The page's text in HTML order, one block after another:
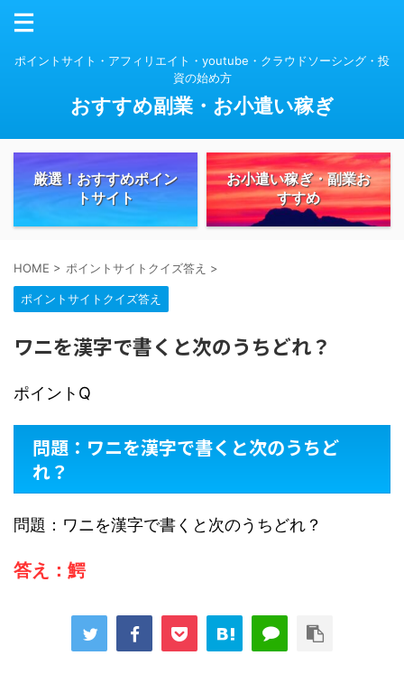
ポイントサイト・アフィリエイト・youtube・クラウドソーシング・投
資の始め方
おすすめ副業・お小遣い稼ぎ
厳選！おすすめポイン
トサイト
お小遣い稼ぎ・副業お
すすめ
HOME > ポイントサイトクイズ答え >
ポイントサイトクイズ答え
ワニを漢字で書くと次のうちどれ？
ポイントQ
問題：ワニを漢字で書くと次のうちど
れ？
問題：ワニを漢字で書くと次のうちどれ？
答え：鰐